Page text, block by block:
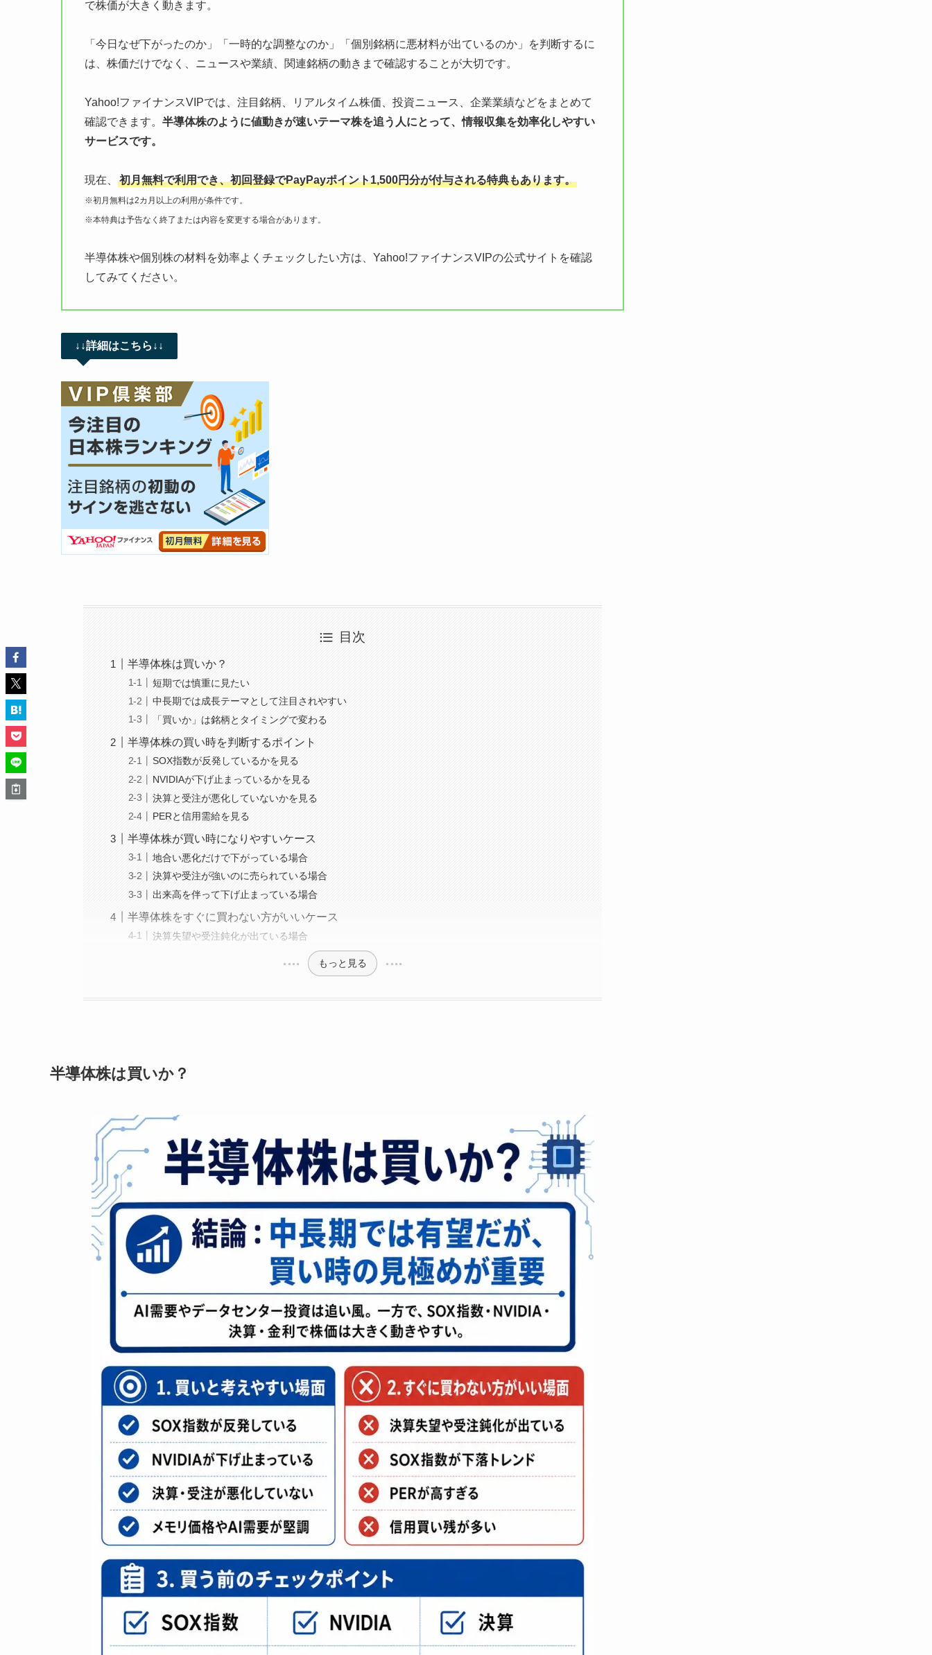
で株価が大きく動きます。
「今日なぜ下がったのか」「一時的な調整なのか」「個別銘柄に悪材料が出ているのか」を判断するに
は、株価だけでなく、ニュースや業績、関連銘柄の動きまで確認することが大切です。
Yahoo!ファイナンスVIPでは、注目銘柄、リアルタイム株価、投資ニュース、企業業績などをまとめて
確認できます。 半導体株のように値動きが速いテーマ株を追う人にとって、情報収集を効率化しやすい
サービスです。
現在、 初月無料で利用でき、初回登録でPayPayポイント1,500円分が付与される特典もあります。
※初月無料は2カ月以上の利用が条件です。
※本特典は予告なく終了または内容を変更する場合があります。
半導体株や個別株の材料を効率よくチェックしたい方は、Yahoo!ファイナンスVIPの公式サイトを確認
してみてください。
↓↓詳細はこちら↓↓
目次
半導体株は買いか？
短期では慎重に見たい
中長期では成長テーマとして注目されやすい
「買いか」は銘柄とタイミングで変わる
半導体株の買い時を判断するポイント
SOX指数が反発しているかを見る
NVIDIAが下げ止まっているかを見る
決算と受注が悪化していないかを見る
PERと信用需給を見る
半導体株が買い時になりやすいケース
地合い悪化だけで下がっている場合
決算や受注が強いのに売られている場合
出来高を伴って下げ止まっている場合
半導体株をすぐに買わない方がいいケース
決算失望や受注鈍化が出ている場合
もっと見る
半導体株は買いか？